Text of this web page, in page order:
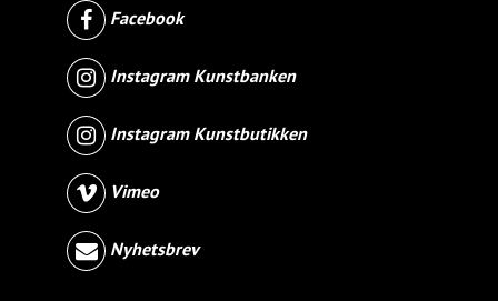
Facebook
Instagram Kunstbanken
Instagram Kunstbutikken
Vimeo
Nyhetsbrev